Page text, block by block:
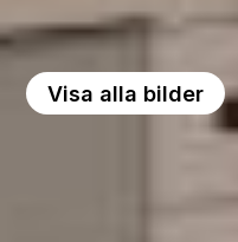
Visa alla bilder